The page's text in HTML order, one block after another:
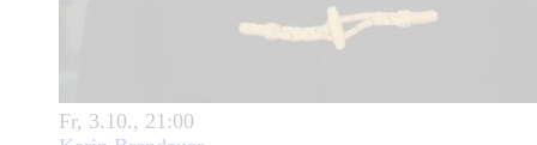
Fr, 3.10., 21:00